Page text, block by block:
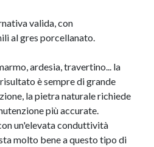
valida, con
al gres porcellanato.
ardesia, travertino... la
è sempre di grande
la pietra naturale richiede
più accurate.
un'elevata conduttività
molto bene a questo tipo di